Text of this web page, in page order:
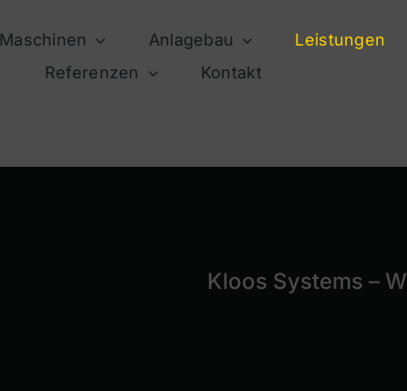
Maschinen Anlagebau
Leistungen
Referenzen
Kontakt
Kloos Systems –